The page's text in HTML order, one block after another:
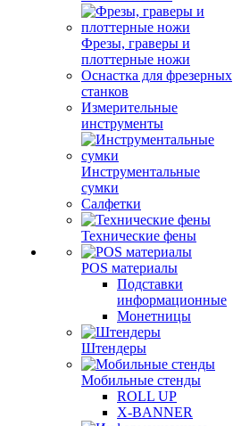
Фрезы, граверы и
плоттерные ножи
Оснастка для фрезерных
станков
Измерительные
инструменты
Инструментальные
сумки
Салфетки
Технические фены
POS материалы
Подставки
информационные
Монетницы
Штендеры
Мобильные стенды
ROLL UP
X-BANNER